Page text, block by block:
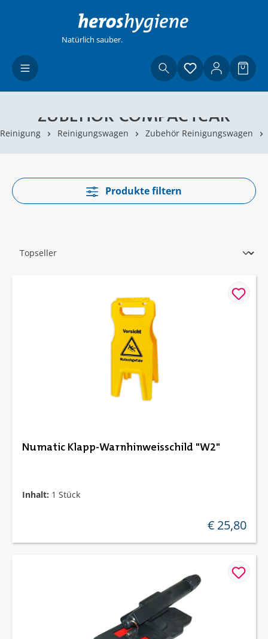
Zum Hauptinhalt springen
Natürlich sauber.
Du hast 0
ZUBEHÖR COMPACTCAR
Reinigung Reinigungswagen Zubehör Reinigungswagen
Produkte filtern
Numatic Klapp-Warnhinweisschild "W2"
Inhalt: 1 Stück
regulärer
€ 25,80